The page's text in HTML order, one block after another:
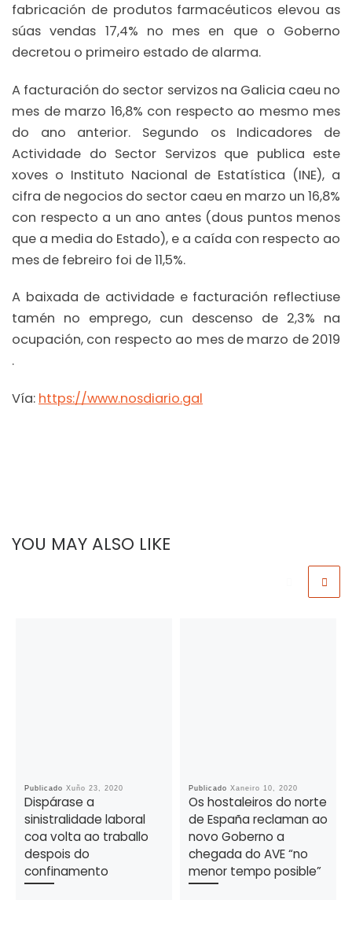
fabricación de produtos farmacéuticos elevou as
súas vendas 17,4% no mes en que o Goberno
decretou o primeiro estado de alarma.
A facturación do sector servizos na Galicia caeu no
mes de marzo 16,8% con respecto ao mesmo mes
do ano anterior. Segundo os Indicadores de
Actividade do Sector Servizos que publica este
xoves o Instituto Nacional de Estatística (INE), a
cifra de negocios do sector caeu en marzo un 16,8%
con respecto a un ano antes (dous puntos menos
que a media do Estado), e a caída con respecto ao
mes de febreiro foi de 11,5%.
A baixada de actividade e facturación reflectiuse
tamén no emprego, cun descenso de 2,3% na
ocupación, con respecto ao mes de marzo de 2019
.
Vía: https://www.nosdiario.gal
YOU MAY ALSO LIKE
Publicado Xuño 23, 2020
Dispárase a
sinistralidade laboral
coa volta ao traballo
despois do
confinamento
Publicado Xaneiro 10, 2020
Os hostaleiros do norte
de España reclaman ao
novo Goberno a
chegada do AVE “no
menor tempo posible”